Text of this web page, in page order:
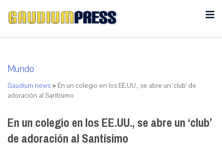
Mundo
Gaudium news > En un colegio en los EE.UU., se abre un ‘club’ de
adoración al Santísimo
En un colegio en los EE.UU., se abre un ‘club’
de adoración al Santísimo